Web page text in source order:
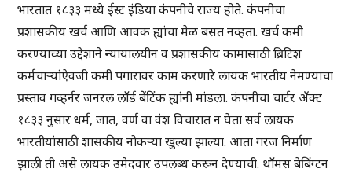
भारतात १८३३ मध्ये ईस्ट इंडिया कंपनीचे राज्य होते. कंपनीचा
प्रशासकीय खर्च आणि आवक ह्यांचा मेळ बसत नव्हता. खर्च कमी
करण्याच्या उद्देशाने न्यायालयीन व प्रशासकीय कामासाठी ब्रिटिश
कर्मचाऱ्यांऐवजी कमी पगारावर काम करणारे लायक भारतीय नेमण्याचा
प्रस्ताव गव्हर्नर जनरल लॉर्ड बेंटिंक ह्यांनी मांडला. कंपनीचा चार्टर ॲक्ट
१८३३ नुसार धर्म, जात, वर्ण वा वंश विचारात न घेता सर्व लायक
भारतीयांसाठी शासकीय नोकऱ्या खुल्या झाल्या. आता गरज निर्माण
झाली ती असे लायक उमेदवार उपलब्ध करून देण्याची. थॉमस बेबिंग्टन